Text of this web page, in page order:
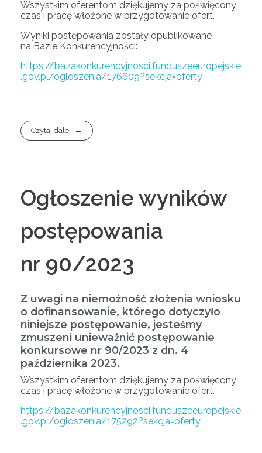
Wszystkim oferentom dziękujemy za poświęcony
czas i pracę włożone w przygotowanie ofert.
Wyniki postępowania zostały opublikowane
na Bazie Konkurencyjności:
https://bazakonkurencyjnosci.funduszeeuropejskie
.gov.pl/ogloszenia/176609?sekcja=oferty
Czytaj dalej
Ogłoszenie wyników
postępowania
nr 90/2023
Z uwagi na niemożność złożenia wniosku
o dofinansowanie, którego dotyczyło
niniejsze postępowanie, jesteśmy
zmuszeni unieważnić postępowanie
konkursowe nr 90/2023 z dn. 4
października 2023.
Wszystkim oferentom dziękujemy za poświęcony
czas i pracę włożone w przygotowanie ofert.
https://bazakonkurencyjnosci.funduszeeuropejskie
.gov.pl/ogloszenia/175292?sekcja=oferty